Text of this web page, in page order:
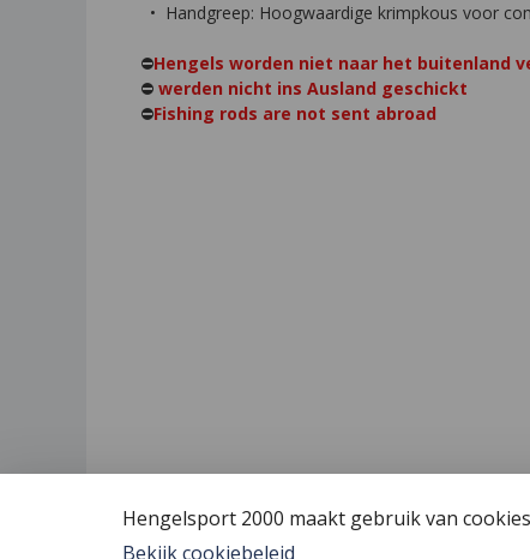
• Handgreep: Hoogwaardige krimpkous voor
⛔️Hengels worden niet naar het buitenland
⛔️ werden nicht ins Ausland geschickt
⛔️Fishing rods are not sent abroad
Hengelsport 2000 maakt gebruik van
Bekijk cookiebeleid